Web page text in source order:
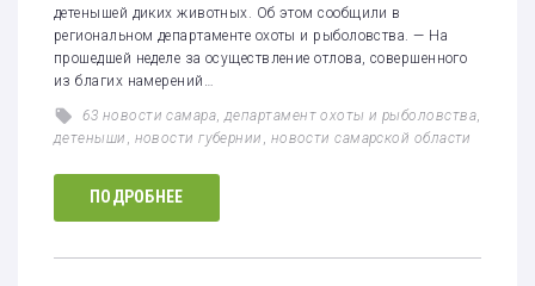
детенышей диких животных. Об этом сообщили в
региональном департаменте охоты и рыболовства. — На
прошедшей неделе за осуществление отлова, совершенного
из благих намерений…
63 новости самара ,департамент охоты и рыболовства,
детеныши
новости губернии новости самарской области
ПОДРОБНЕЕ